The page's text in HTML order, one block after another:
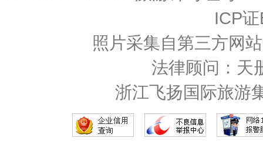
ICP
照片采集自第三方网
法律顾问：天
浙江飞扬国际旅游